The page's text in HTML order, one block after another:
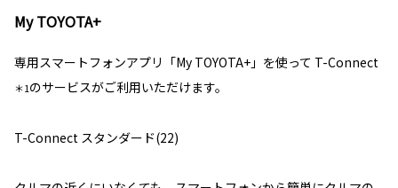
My TOYOTA+
専用スマートフォンアプリ「My TOYOTA+」を使って T-Connect
＊1のサービスがご利用いただけます。
T-Connect スタンダード(22)